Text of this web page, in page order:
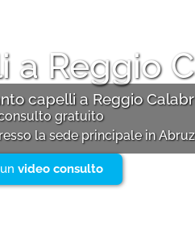
a Reggio
capelli a Reggio
gratuito
la sede principale in
video consulto